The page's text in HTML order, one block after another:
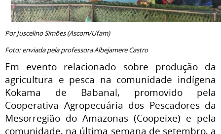
Por Juscelino Simões (Ascom/Ufam)
Foto: enviada pela professora Albejamere Castro
Em evento relacionado sobre produção da
agricultura e pesca na comunidade indígena
Kokama de Babanal, promovido pela
Cooperativa Agropecuária dos Pescadores da
Mesorregião do Amazonas (Coopeixe) e pela
comunidade, na última semana de setembro, a